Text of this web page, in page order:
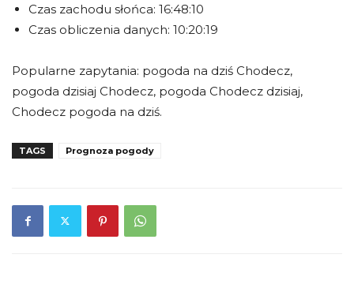
Czas zachodu słońca: 16:48:10
Czas obliczenia danych: 10:20:19
Popularne zapytania: pogoda na dziś Chodecz,
pogoda dzisiaj Chodecz, pogoda Chodecz dzisiaj,
Chodecz pogoda na dziś.
TAGS Prognoza pogody